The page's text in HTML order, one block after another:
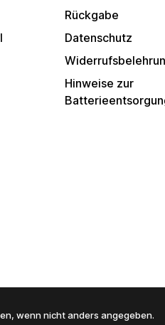
Rückgabe
Datenschutz
Hinweise zur
wenn nicht anders angegeben.